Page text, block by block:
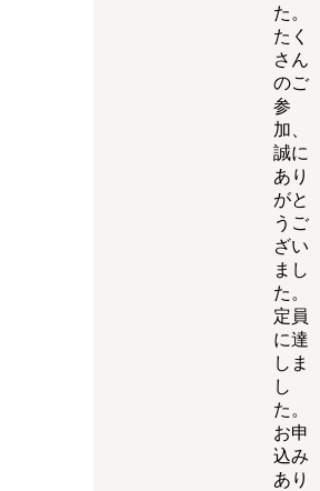
た。
たく
さん
のご
参
加、
誠に
あり
がと
うご
ざい
まし
た。
定員
に達
しま
し
た。
お申
込み
あり